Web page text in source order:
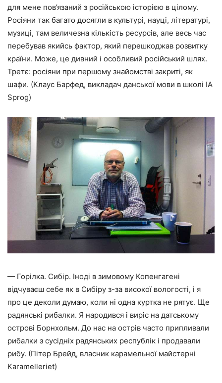
для мене пов’язаний з російською історією в цілому.
Росіяни так багато досягли в культурі, науці, літературі,
музиці, там величезна кількість ресурсів, але весь час
перебував якийсь фактор, який перешкоджав розвитку
країни. Може, це дивний і особливий російський шлях.
Третє: росіяни при першому знайомстві закриті, як
шафи. (Клаус Барфед, викладач данської мови в школі IA
Sprog)
— Горілка. Сибір. Іноді в зимовому Копенгагені
відчуваєш себе як в Сибіру з-за високої вологості, і я
про це деколи думаю, коли ні одна куртка не рятує. Ще
радянські рибалки. Я народився і виріс на датському
острові Борнхольм. До нас на острів часто припливали
рибалки з сусідніх радянських республік і продавали
рибу. (Пітер Брейд, власник карамельної майстерні
Karamelleriet)